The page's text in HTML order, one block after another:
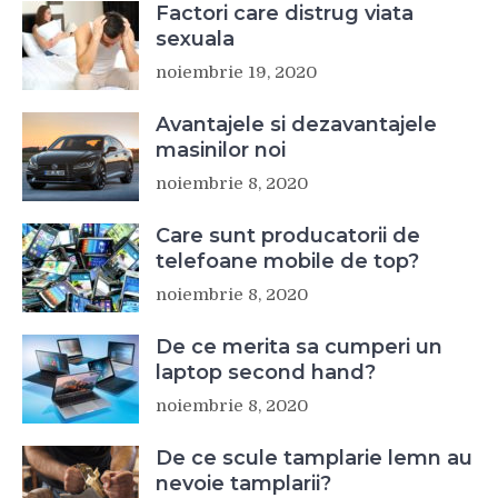
Factori care distrug viata
sexuala
noiembrie 19, 2020
Avantajele si dezavantajele
masinilor noi
noiembrie 8, 2020
Care sunt producatorii de
telefoane mobile de top?
noiembrie 8, 2020
De ce merita sa cumperi un
laptop second hand?
noiembrie 8, 2020
De ce scule tamplarie lemn au
nevoie tamplarii?